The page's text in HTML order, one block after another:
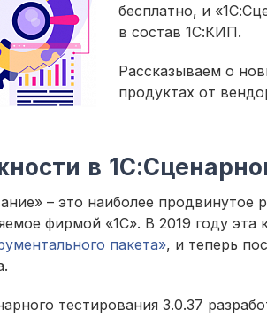
бесплатно, и
в состав 1С:КИП.
Рассказываем о
продуктах от
в
– это наиболее продвинутое
фирмой «1С». В 2019 году эта
пакета», и теперь
тестирования 3.0.37